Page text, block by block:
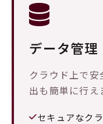
データ管理
クラウド上で
出も簡単に行え
セキュアなク